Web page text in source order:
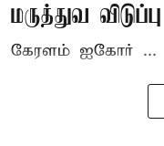
மருத்துவ விடுப்பு
கேரளம் ஐகோர் ...